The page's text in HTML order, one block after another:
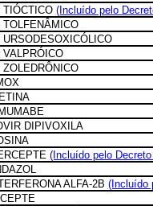
TIÓCTICO (Incluído pelo
TOLFENÂMICO
URSODESOXICÓLICO
VALPRÓICO
ZOLEDRÔNICO
DIPIVOXILA
(Incluído pelo
ALFA-2B (Incluído